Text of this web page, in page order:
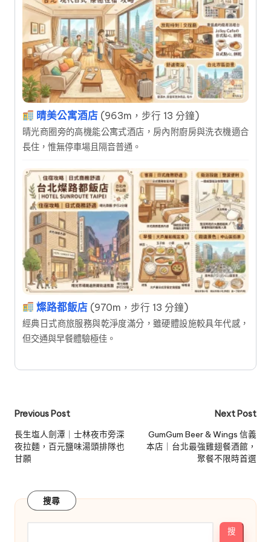
晴美公寓酒店 (963m，步行 13 分鐘)
晴光商圈旁的高機能公寓式酒店，房內附廚房與洗衣機適合
長住，惟無停車場且隔音普通。
燦路都飯店 (970m，步行 13 分鐘)
經典日式商旅服務與乾淨度滿分，雖硬體設施較具年代感，
但交通與早餐體驗極佳。
Post
navigation
Previous Post
長生塩人劍潭｜士林夜市旁深
夜拉麵，百元鹽味湯頭排隊也
甘願
Next Post
GumGum Beer & Wings 信義
本店｜台北最強雞翅餐酒館，
聚餐不限時首選
搜尋
搜